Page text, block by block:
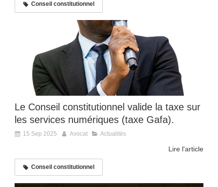
Conseil constitutionnel
Le Conseil constitutionnel valide la taxe sur
les services numériques (taxe Gafa).
15 Sep 2025 Avocat Actualités
Lire l'article
Conseil constitutionnel